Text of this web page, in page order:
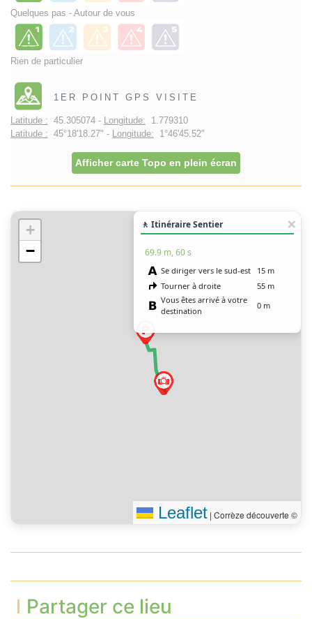
Quelques pas - Autour de vous
Rien de particulier
1ER POINT GPS VISITE
Latitude : 45.305074 - Longitude: 1.779310
Latitude : 45°18'18.27" - Longitude: 1°46'45.52"
Afficher carte Topo en plein écran
+
−
🚶 Itinéraire Sentier
69.9 m, 60 s
Se diriger vers le sud-est
15 m
Tourner à droite
55 m
Vous êtes arrivé à votre
destination
0 m
Leaflet | Corrèze découverte ©
Partager ce lieu